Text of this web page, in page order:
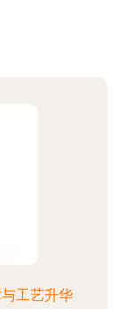
工艺升华